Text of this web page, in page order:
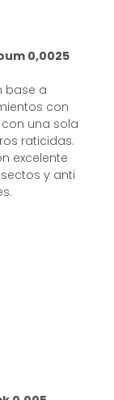
0,0025
base a
con
una sola
raticidas.
excelente
y anti